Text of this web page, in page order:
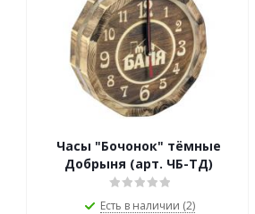
Часы "Бочонок" тёмные
Добрыня (арт. ЧБ-ТД)
Есть в наличии (2)